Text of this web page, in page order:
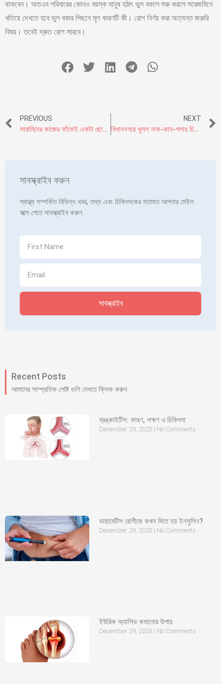
থাকবেন। অতএব পরিবারের কোনও বয়স্ক মানুষ হঠাৎ ভুল বকলে শুরু করলে সরেজমিনে
খতিয়ে দেখতে হবে ভুল বকার পিছনে মূল কারণটি কী। রোগ নির্ণয় করা অত্যন্ত জরুরি
বিষয়। তবেই দ্রুত রোগ সারবে।
PREVIOUS
সারাদিনের কাজের ফাঁকেই একটা ছোট্ট ঘুম বা ন্যাপ ভালো নাকি মন্দ ?
NEXT
বিধাননগরে খুলল নাক-কান-গলার চিকিৎসার অত্যাধুনিক হাসপাতাল।
সাবস্ক্রাইব করুন
স্বাস্থ্য সম্পর্কিত বিভিন্ন খবর, তথ্য এবং চিকিৎসকের মতামত আপনার মেইল
বক্সে পেতে সাবস্ক্রাইব করুন.
সাবস্ক্রাইব
Recent Posts
আমাদের সাম্প্রতিক পোষ্ট গুলি দেখতে ক্লিক করুন
ব্রঙ্কাইটিস: কারণ, লক্ষণ ও চিকিৎসা
December 29, 2023 No Comments
ডায়াবেটিস রোগীকে কখন দিতে হয় ইনসুলিন?
December 29, 2023 No Comments
ইউরিক অ্যাসিড কমানোর উপায়
December 29, 2023 No Comments